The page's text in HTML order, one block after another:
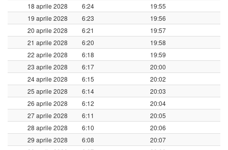
18 aprile 2028
6:24
19:55
19 aprile 2028
6:23
19:56
20 aprile 2028
6:21
19:57
21 aprile 2028
6:20
19:58
22 aprile 2028
6:18
19:59
23 aprile 2028
6:17
20:00
24 aprile 2028
6:15
20:02
25 aprile 2028
6:14
20:03
26 aprile 2028
6:12
20:04
27 aprile 2028
6:11
20:05
28 aprile 2028
6:10
20:06
29 aprile 2028
6:08
20:07